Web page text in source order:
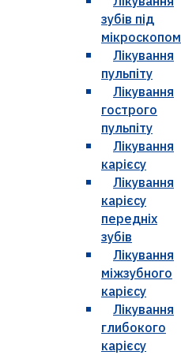
зубів під
мікроскопом
Лікування
пульпіту
Лікування
гострого
пульпіту
Лікування
карієсу
Лікування
карієсу
передніх
зубів
Лікування
міжзубного
карієсу
Лікування
глибокого
карієсу